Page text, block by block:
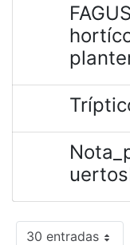
30 entradas